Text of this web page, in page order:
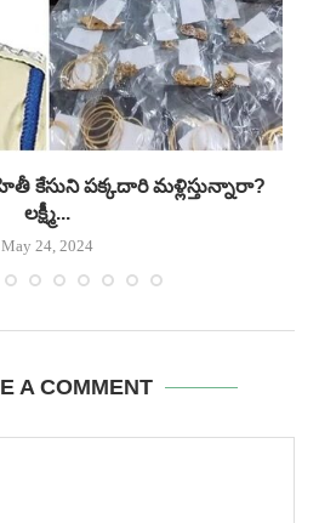
కేసుని పక్కదారి మళ్లిస్తున్నారా?
లక్ష్మీ...
May 24, 2024
A COMMENT